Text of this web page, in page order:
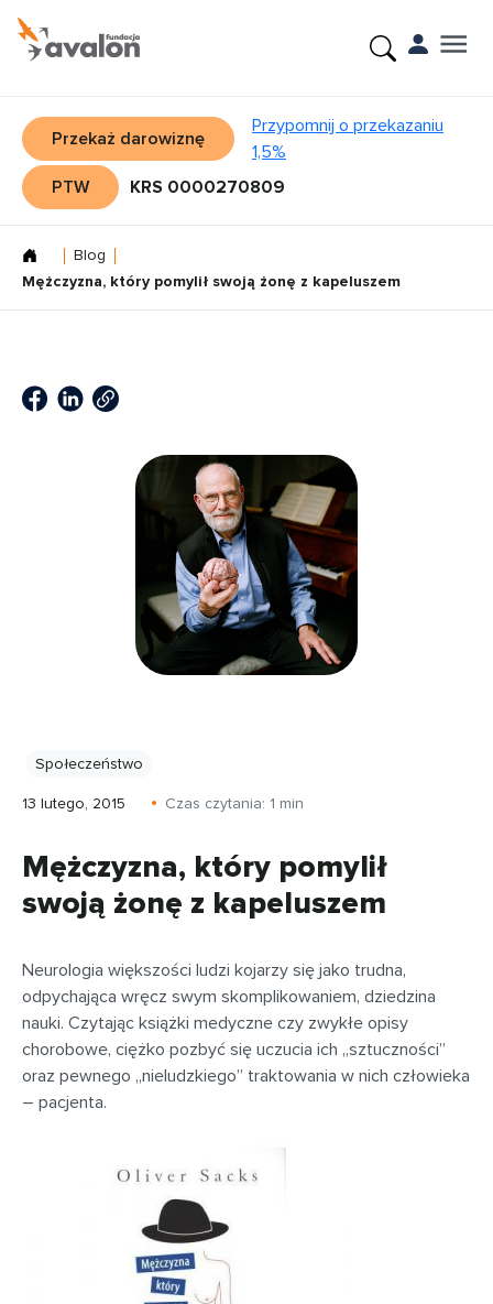
Przekaż darowiznę
Przypomnij o przekazaniu
1,5%
PTW
KRS 0000270809
Blog
Mężczyzna, który pomylił swoją żonę z kapeluszem
Społeczeństwo
13 lutego, 2015 Czas czytania: 1 min
Mężczyzna, który pomylił
swoją żonę z kapeluszem
Neurologia większości ludzi kojarzy się jako trudna,
odpychająca wręcz swym skomplikowaniem, dziedzina
nauki. Czytając książki medyczne czy zwykłe opisy
chorobowe, ciężko pozbyć się uczucia ich „sztuczności”
oraz pewnego „nieludzkiego” traktowania w nich człowieka
– pacjenta.